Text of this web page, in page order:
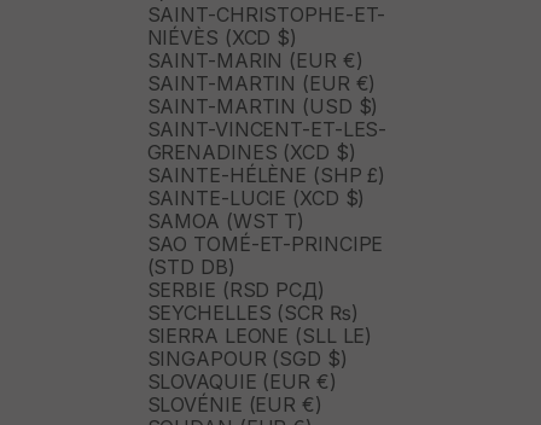
SAINT-CHRISTOPHE-ET-
NIÉVÈS (XCD $)
SAINT-MARIN (EUR €)
SAINT-MARTIN (EUR €)
SAINT-MARTIN (USD $)
SAINT-VINCENT-ET-LES-
GRENADINES (XCD $)
SAINTE-HÉLÈNE (SHP £)
SAINTE-LUCIE (XCD $)
SAMOA (WST T)
SAO TOMÉ-ET-PRINCIPE
(STD DB)
SERBIE (RSD РСД)
SEYCHELLES (SCR ₨)
SIERRA LEONE (SLL LE)
SINGAPOUR (SGD $)
SLOVAQUIE (EUR €)
SLOVÉNIE (EUR €)